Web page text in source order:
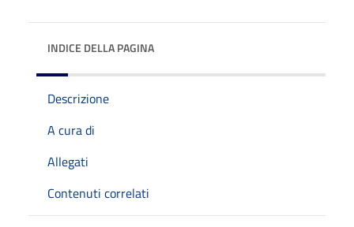
INDICE DELLA PAGINA
Descrizione
A cura di
Allegati
Contenuti correlati